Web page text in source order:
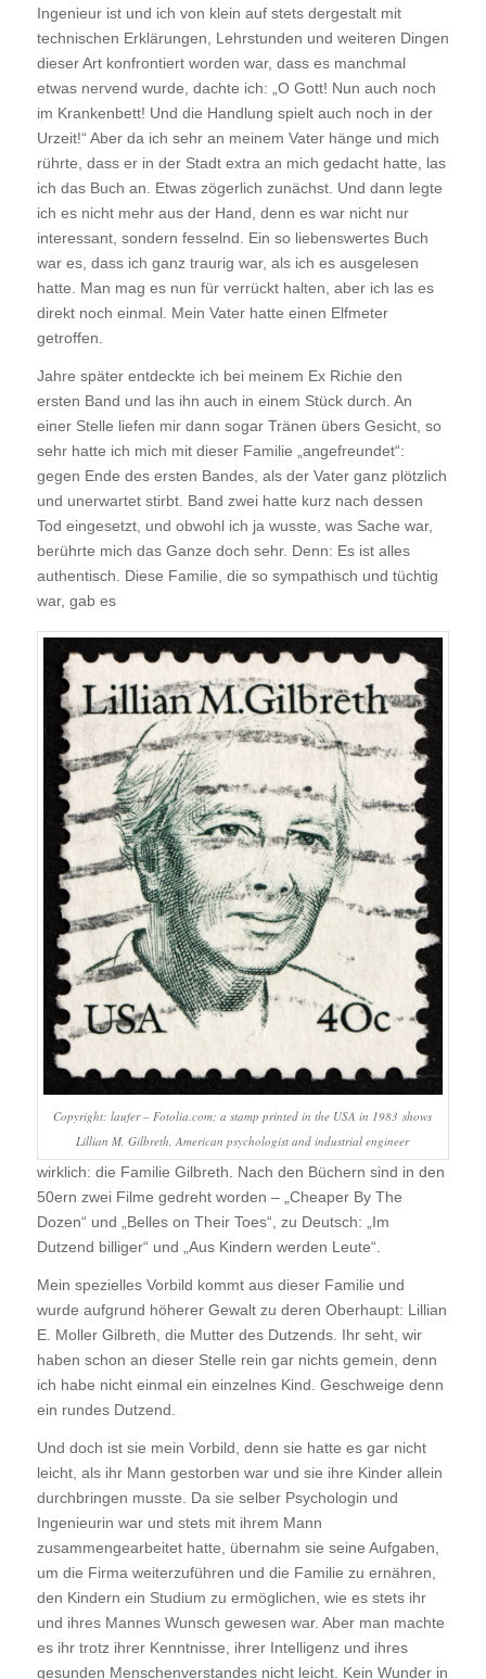
Ingenieur ist und ich von klein auf stets dergestalt mit
technischen Erklärungen, Lehrstunden und weiteren Dingen
dieser Art konfrontiert worden war, dass es manchmal
etwas nervend wurde, dachte ich: „O Gott! Nun auch noch
im Krankenbett! Und die Handlung spielt auch noch in der
Urzeit!“ Aber da ich sehr an meinem Vater hänge und mich
rührte, dass er in der Stadt extra an mich gedacht hatte, las
ich das Buch an. Etwas zögerlich zunächst. Und dann legte
ich es nicht mehr aus der Hand, denn es war nicht nur
interessant, sondern fesselnd. Ein so liebenswertes Buch
war es, dass ich ganz traurig war, als ich es ausgelesen
hatte. Man mag es nun für verrückt halten, aber ich las es
direkt noch einmal. Mein Vater hatte einen Elfmeter
getroffen.
Jahre später entdeckte ich bei meinem Ex Richie den
ersten Band und las ihn auch in einem Stück durch. An
einer Stelle liefen mir dann sogar Tränen übers Gesicht, so
sehr hatte ich mich mit dieser Familie „angefreundet“:
gegen Ende des ersten Bandes, als der Vater ganz plötzlich
und unerwartet stirbt. Band zwei hatte kurz nach dessen
Tod eingesetzt, und obwohl ich ja wusste, was Sache war,
berührte mich das Ganze doch sehr. Denn: Es ist alles
authentisch. Diese Familie, die so sympathisch und tüchtig
war, gab es
Copyright: laufer – Fotolia.com; a stamp printed in the USA in 1983 shows
Lillian M. Gilbreth, American psychologist and industrial engineer
wirklich: die Familie Gilbreth. Nach den Büchern sind in den
50ern zwei Filme gedreht worden – „Cheaper By The
Dozen“ und „Belles on Their Toes“, zu Deutsch: „Im
Dutzend billiger“ und „Aus Kindern werden Leute“.
Mein spezielles Vorbild kommt aus dieser Familie und
wurde aufgrund höherer Gewalt zu deren Oberhaupt: Lillian
E. Moller Gilbreth, die Mutter des Dutzends. Ihr seht, wir
haben schon an dieser Stelle rein gar nichts gemein, denn
ich habe nicht einmal ein einzelnes Kind. Geschweige denn
ein rundes Dutzend.
Und doch ist sie mein Vorbild, denn sie hatte es gar nicht
leicht, als ihr Mann gestorben war und sie ihre Kinder allein
durchbringen musste. Da sie selber Psychologin und
Ingenieurin war und stets mit ihrem Mann
zusammengearbeitet hatte, übernahm sie seine Aufgaben,
um die Firma weiterzuführen und die Familie zu ernähren,
den Kindern ein Studium zu ermöglichen, wie es stets ihr
und ihres Mannes Wunsch gewesen war. Aber man machte
es ihr trotz ihrer Kenntnisse, ihrer Intelligenz und ihres
gesunden Menschenverstandes nicht leicht. Kein Wunder in